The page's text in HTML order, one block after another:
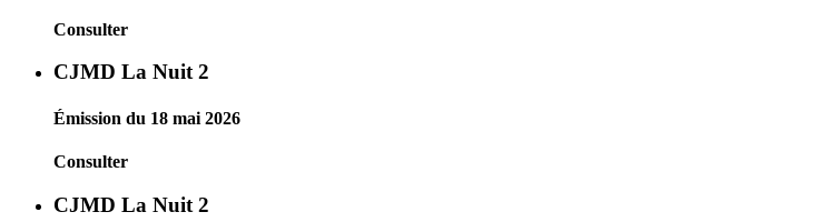
Consulter
CJMD La Nuit 2
Émission du 18 mai 2026
Consulter
CJMD La Nuit 2